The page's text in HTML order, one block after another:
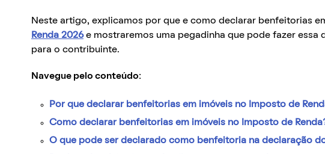
Neste artigo, explicamos por que e como declarar benfeitorias
Renda 2026e mostraremos uma pegadinha que pode fazer essa
para o contribuinte.
Navegue pelo conteúdo:
Por que declarar benfeitorias em imóveis no Imposto de
Como declarar benfeitorias em imóveis no Imposto de
O que pode ser declarado como benfeitoria na declaração